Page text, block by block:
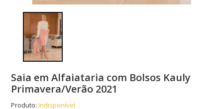
Saia em Alfaiataria com Bolsos Kauly
Primavera/Verão 2021
Produto: Indisponível